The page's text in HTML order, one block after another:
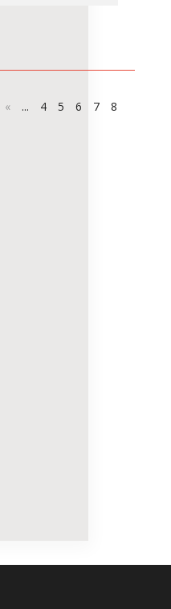
« ... 4 5 6 7
8